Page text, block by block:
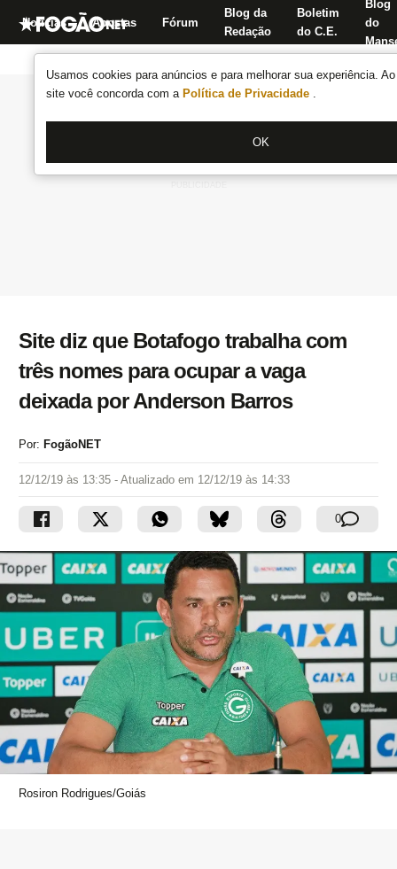
Usamos cookies para anúncios e para melhorar sua experiência.
site você concorda com a Política de Privacidade .
OK
Notícias Apostas Fórum
Blog da
Redação
Boletim
do C.E.
Blog
do
Site diz que Botafogo trabalha com
três nomes para ocupar a vaga
deixada por Anderson Barros
Por: FogãoNET
12/12/19 às 13:35 - Atualizado em 12/12/19 às 14:33
0
Rosiron Rodrigues/Goiás